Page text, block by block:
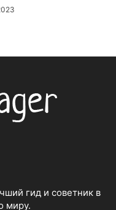
гид и советник в
миру.